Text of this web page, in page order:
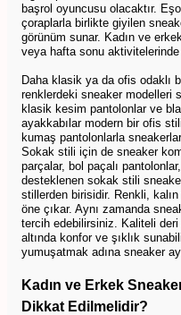
başrol oyuncusu olacaktır.
çoraplarla birlikte giyilen
görünüm sunar. Kadın ve
veya hafta sonu aktivitelerinde
Daha klasik ya da ofis odaklı
renklerdeki sneaker modelleri
klasik kesim pantolonlar ve
ayakkabılar modern bir ofis
kumaş pantolonlarla
Sokak stili için de sneaker
parçalar, bol paçalı
desteklenen sokak stili
stillerden birisidir. Renkli,
öne çıkar. Aynı zamanda
tercih edebilirsiniz. Kaliteli
altında konfor ve şıklık
yumuşatmak adına sneaker
Kadın ve Erkek
Dikkat Edilmelidir?